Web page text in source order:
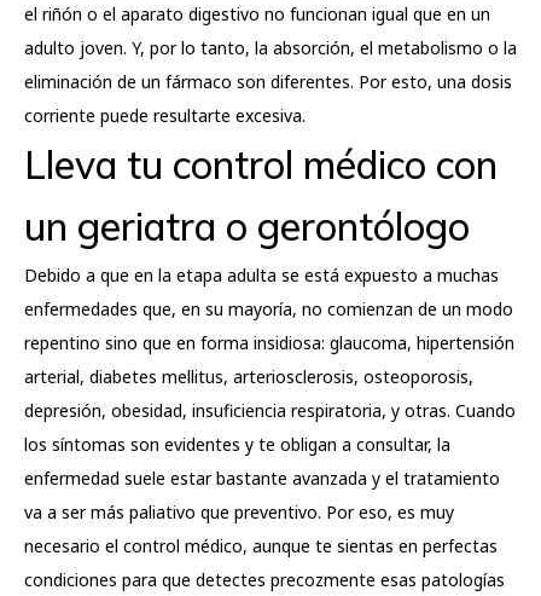
el riñón o el aparato digestivo no funcionan igual que en un
adulto joven. Y, por lo tanto, la absorción, el metabolismo o la
eliminación de un fármaco son diferentes. Por esto, una dosis
corriente puede resultarte excesiva.
Lleva tu control médico con
un geriatra o gerontólogo
Debido a que en la etapa adulta se está expuesto a muchas
enfermedades que, en su mayoría, no comienzan de un modo
repentino sino que en forma insidiosa: glaucoma, hipertensión
arterial, diabetes mellitus, arteriosclerosis, osteoporosis,
depresión, obesidad, insuficiencia respiratoria, y otras. Cuando
los síntomas son evidentes y te obligan a consultar, la
enfermedad suele estar bastante avanzada y el tratamiento
va a ser más paliativo que preventivo. Por eso, es muy
necesario el control médico, aunque te sientas en perfectas
condiciones para que detectes precozmente esas patologías